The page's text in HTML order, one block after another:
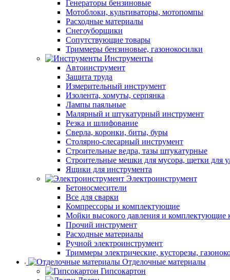
Генераторы бензиновые
Мотоблоки, культиваторы, мотопомпы
Расходные материалы
Снегоуборщики
Сопутствующие товары
Триммеры бензиновые, газонокосилки
Инструменты
Автоинструмент
Защита труда
Измерительный инструмент
Изолента, хомуты, серпянка
Лампы паяльные
Малярный и штукатурный инструмент
Резка и шлифование
Сверла, коронки, биты, буры
Столярно-слесарный инструмент
Строительные ведра, тазы штукатурные
Строительные мешки для мусора, щетки для
Ящики для инструмента
Электроинструмент
Бетоносмесители
Все для сварки
Компрессоры и комплектующие
Мойки высокого давления и комплектующие
Прочий инструмент
Расходные материалы
Ручной электроинструмент
Триммеры электрические, кусторезы,
Отделочные материалы
Гипсокартон